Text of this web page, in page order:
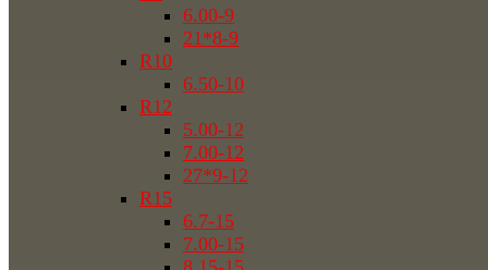
6.00-9
21*8-9
R10
6.50-10
R12
5.00-12
7.00-12
27*9-12
R15
6.7-15
7.00-15